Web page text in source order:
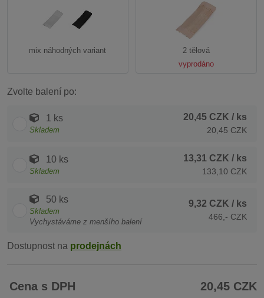
mix náhodných variant
2 tělová
vyprodáno
Zvolte balení po:
1 ks
Skladem
20,45 CZK / ks
20,45 CZK
10 ks
Skladem
13,31 CZK / ks
133,10 CZK
50 ks
Skladem
Vychystáváme z menšího balení
9,32 CZK / ks
466,- CZK
Dostupnost na prodejnách
Cena s DPH 20,45 CZK